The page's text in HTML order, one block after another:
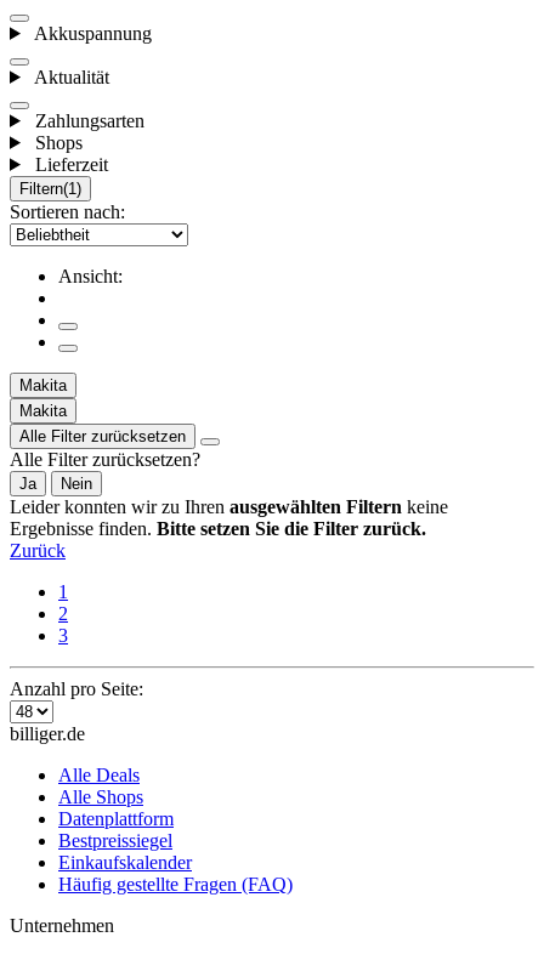
Akkuspannung
Aktualität
Zahlungsarten
Shops
Lieferzeit
Filtern(1)
Sortieren nach:
Ansicht:
Makita
Makita
Alle Filter zurücksetzen
Alle Filter zurücksetzen?
Ja Nein
Leider konnten wir zu Ihren ausgewählten Filtern keine
Ergebnisse finden. Bitte setzen Sie die Filter zurück.
Zurück
1
2
3
Anzahl pro Seite:
billiger.de
Alle Deals
Alle Shops
Datenplattform
Bestpreissiegel
Einkaufskalender
Häufig gestellte Fragen (FAQ)
Unternehmen